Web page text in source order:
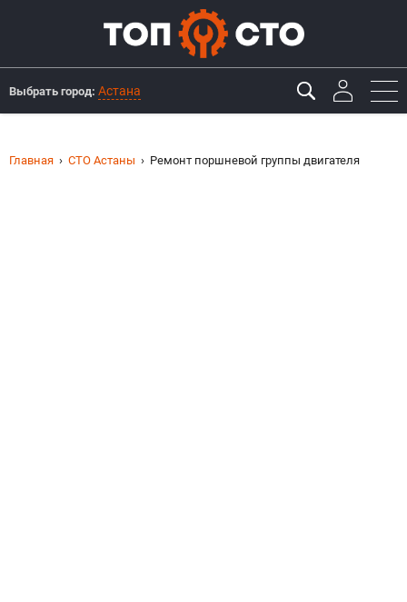
Выбрать город: Астана
Главная СТО Астаны Ремонт поршневой группы двигателя